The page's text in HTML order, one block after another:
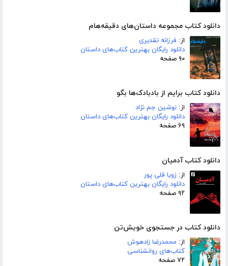
دانلود کتاب مجموعه داستان‌های دقیقه‌هام
از: فرزانه تقدیری
دانلود رایگان بهترین کتاب‌های داستان
۹۰ صفحه
دانلود کتاب برایم از بادبادک‌ها بگو
از: نوشین جم نژاد
دانلود رایگان بهترین کتاب‌های داستان
۶۹ صفحه
دانلود کتاب آدمیان
از: زویا قلی پور
دانلود رایگان بهترین کتاب‌های داستان
۹۲ صفحه
دانلود کتاب در جستجوی خویش‌تن
از: محمدرضا زادهوش
کتاب‌های روانشناسی
۷۲ صفحه